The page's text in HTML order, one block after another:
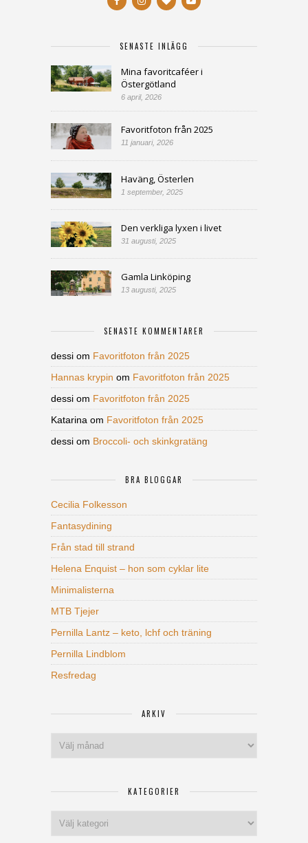
SENASTE INLÄGG
Mina favoritcaféer i
Östergötland
6 april, 2026
Favoritfoton från 2025
11 januari, 2026
Haväng, Österlen
1 september, 2025
Den verkliga lyxen i livet
31 augusti, 2025
Gamla Linköping
13 augusti, 2025
SENASTE KOMMENTARER
dessi om Favoritfoton från 2025
Hannas krypin om Favoritfoton från 2025
dessi om Favoritfoton från 2025
Katarina om Favoritfoton från 2025
dessi om Broccoli- och skinkgratäng
BRA BLOGGAR
Cecilia Folkesson
Fantasydining
Från stad till strand
Helena Enquist – hon som cyklar lite
Minimalisterna
MTB Tjejer
Pernilla Lantz – keto, lchf och träning
Pernilla Lindblom
Resfredag
ARKIV
KATEGORIER